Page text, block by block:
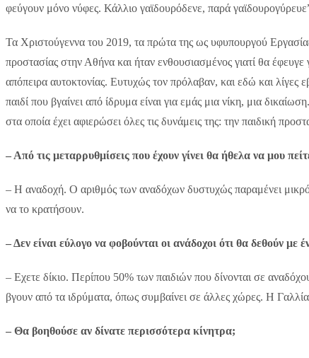
φεύγουν μόνο νύφες. Κάλλιο γαϊδουρόδενε, παρά
Τα Χριστούγεννα του 2019, τα πρώτα της ως υφυπουργού
προστασίας στην Αθήνα και ήταν ενθουσιασμένος γιατί θα
απόπειρα αυτοκτονίας. Ευτυχώς τον πρόλαβαν, και εδώ και
παιδί που βγαίνει από ίδρυμα είναι για εμάς μια νίκη, μια
στα οποία έχει αφιερώσει όλες τις δυνάμεις της: την παιδική
– Από τις μεταρρυθμίσεις που έχουν γίνει θα ήθελα να μου
– Η αναδοχή. Ο αριθμός των αναδόχων δυστυχώς παραμένει
να το κρατήσουν.
– Δεν είναι εύλογο να φοβούνται οι ανάδοχοι ότι θα δεθούν με
– Εχετε δίκιο. Περίπου 50% των παιδιών που δίνονται σε
βγουν από τα ιδρύματα, όπως συμβαίνει σε άλλες χώρες. Η
– Θα βοηθούσε αν δίνατε περισσότερα κίνητρα;